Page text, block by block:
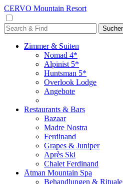
CERVO Mountain Resort
Zimmer & Suiten
Nomad 4*
Alpinist 5*
Huntsman 5*
Overlook Lodge
Angebote
Restaurants & Bars
Bazaar
Madre Nostra
Ferdinand
Grapes & Juniper
Après Ski
Chalet Ferdinand
Ātman Mountain Spa
Behandlungen & Rituale